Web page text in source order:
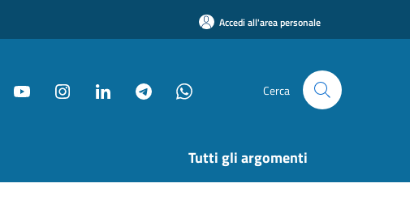
Accedi all'area personale
Cerca
Tutti gli argomenti